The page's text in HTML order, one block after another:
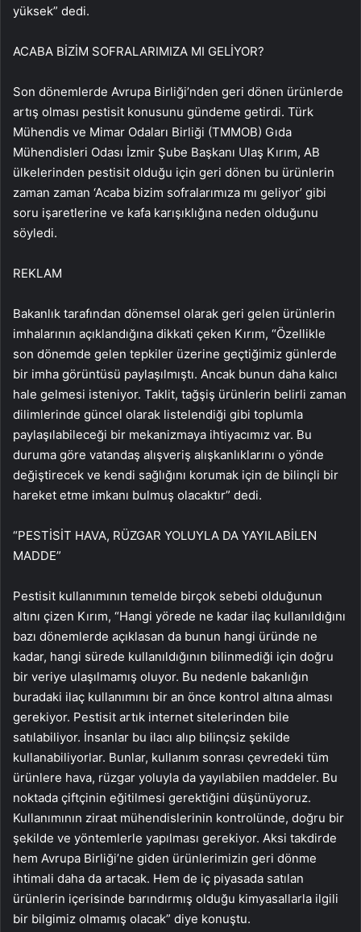
yüksek” dedi.
ACABA BİZİM SOFRALARIMIZA MI GELİYOR?
Son dönemlerde Avrupa Birliği’nden geri dönen ürünlerde
artış olması pestisit konusunu gündeme getirdi. Türk
Mühendis ve Mimar Odaları Birliği (TMMOB) Gıda
Mühendisleri Odası İzmir Şube Başkanı Ulaş Kırım, AB
ülkelerinden pestisit olduğu için geri dönen bu ürünlerin
zaman zaman ‘Acaba bizim sofralarımıza mı geliyor’ gibi
soru işaretlerine ve kafa karışıklığına neden olduğunu
söyledi.
REKLAM
Bakanlık tarafından dönemsel olarak geri gelen ürünlerin
imhalarının açıklandığına dikkati çeken Kırım, “Özellikle
son dönemde gelen tepkiler üzerine geçtiğimiz günlerde
bir imha görüntüsü paylaşılmıştı. Ancak bunun daha kalıcı
hale gelmesi isteniyor. Taklit, tağşiş ürünlerin belirli zaman
dilimlerinde güncel olarak listelendiği gibi toplumla
paylaşılabileceği bir mekanizmaya ihtiyacımız var. Bu
duruma göre vatandaş alışveriş alışkanlıklarını o yönde
değiştirecek ve kendi sağlığını korumak için de bilinçli bir
hareket etme imkanı bulmuş olacaktır” dedi.
“PESTİSİT HAVA, RÜZGAR YOLUYLA DA YAYILABİLEN
MADDE”
Pestisit kullanımının temelde birçok sebebi olduğunun
altını çizen Kırım, “Hangi yörede ne kadar ilaç kullanıldığını
bazı dönemlerde açıklasan da bunun hangi üründe ne
kadar, hangi sürede kullanıldığının bilinmediği için doğru
bir veriye ulaşılmamış oluyor. Bu nedenle bakanlığın
buradaki ilaç kullanımını bir an önce kontrol altına alması
gerekiyor. Pestisit artık internet sitelerinden bile
satılabiliyor. İnsanlar bu ilacı alıp bilinçsiz şekilde
kullanabiliyorlar. Bunlar, kullanım sonrası çevredeki tüm
ürünlere hava, rüzgar yoluyla da yayılabilen maddeler. Bu
noktada çiftçinin eğitilmesi gerektiğini düşünüyoruz.
Kullanımının ziraat mühendislerinin kontrolünde, doğru bir
şekilde ve yöntemlerle yapılması gerekiyor. Aksi takdirde
hem Avrupa Birliği’ne giden ürünlerimizin geri dönme
ihtimali daha da artacak. Hem de iç piyasada satılan
ürünlerin içerisinde barındırmış olduğu kimyasallarla ilgili
bir bilgimiz olmamış olacak” diye konuştu.